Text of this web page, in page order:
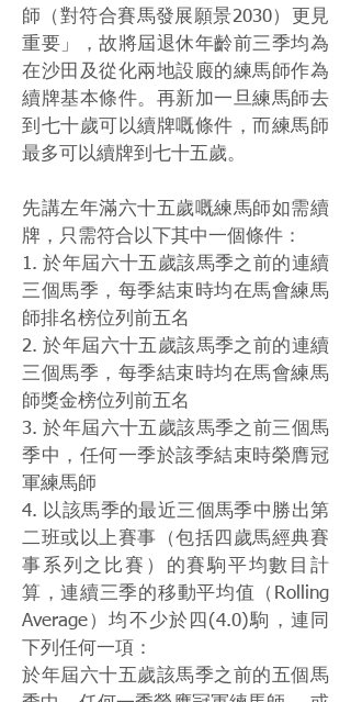
師（對符合賽馬發展願景2030）更見
重要」，故將屆退休年齡前三季均為
在沙田及從化兩地設廄的練馬師作為
續牌基本條件。再新加一旦練馬師去
到七十歲可以續牌嘅條件，而練馬師
最多可以續牌到七十五歲。
先講左年滿六十五歲嘅練馬師如需續
牌，只需符合以下其中一個條件：
1. 於年屆六十五歲該馬季之前的連續
三個馬季，每季結束時均在馬會練馬
師排名榜位列前五名
2. 於年屆六十五歲該馬季之前的連續
三個馬季，每季結束時均在馬會練馬
師獎金榜位列前五名
3. 於年屆六十五歲該馬季之前三個馬
季中，任何一季於該季結束時榮膺冠
軍練馬師
4. 以該馬季的最近三個馬季中勝出第
二班或以上賽事（包括四歲馬經典賽
事系列之比賽）的賽駒平均數目計
算，連續三季的移動平均值（Rolling
Average）均不少於四(4.0)駒，連同
下列任何一項：
於年屆六十五歲該馬季之前的五個馬